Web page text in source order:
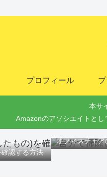
プロフィール
本サ
Amazonのアソシエイトとし
認する方法
オフィスチェ